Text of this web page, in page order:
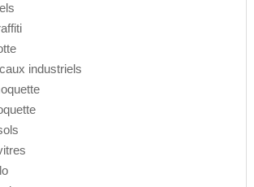
industriels